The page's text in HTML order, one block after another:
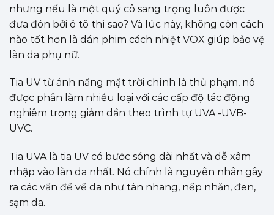
nhưng nếu là một quý cô sang trọng luôn được
đưa đón bởi ô tô thì sao? Và lúc này, không còn cách
nào tốt hơn là dán phim cách nhiệt VOX giúp bảo vệ
làn da phụ nữ.
Tia UV từ ánh năng mặt trời chính là thủ phạm, nó
được phân làm nhiều loại với các cấp độ tác động
nghiêm trọng giảm dần theo trình tự UVA -UVB-
UVC.
Tia UVA là tia UV có bước sóng dài nhất và dễ xâm
nhập vào làn da nhất. Nó chính là nguyên nhân gây
ra các vấn đề về da như tàn nhang, nếp nhăn, đen,
sạm da.